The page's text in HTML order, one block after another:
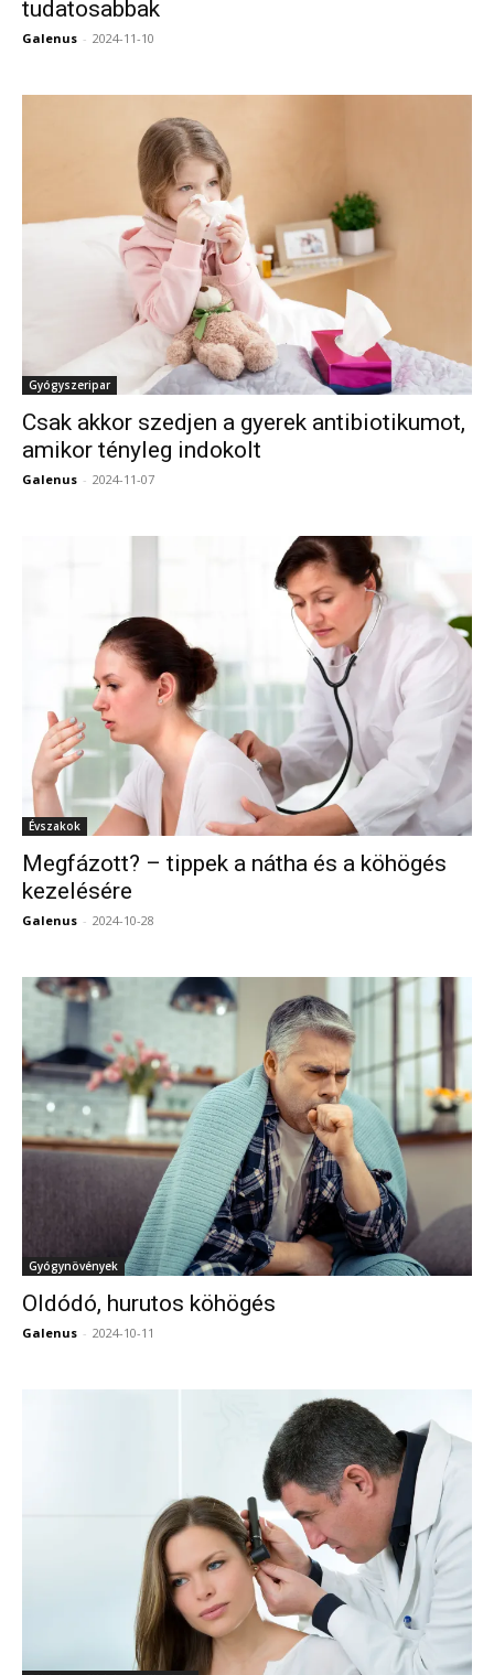
tudatosabbak
Galenus - 2024-11-10
Gyógyszeripar
Csak akkor szedjen a gyerek antibiotikumot,
amikor tényleg indokolt
Galenus - 2024-11-07
Évszakok
Megfázott? – tippek a nátha és a köhögés
kezelésére
Galenus - 2024-10-28
Gyógynövények
Oldódó, hurutos köhögés
Galenus - 2024-10-11